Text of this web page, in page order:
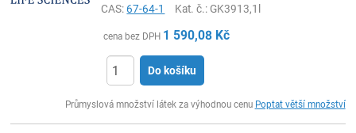
CAS:67-64-1 Kat. č.: GK3913,1l
cena bez DPH 1 590,08 Kč
Do košíku
Průmyslová množství látek za výhodnou cenu Poptat větší množství